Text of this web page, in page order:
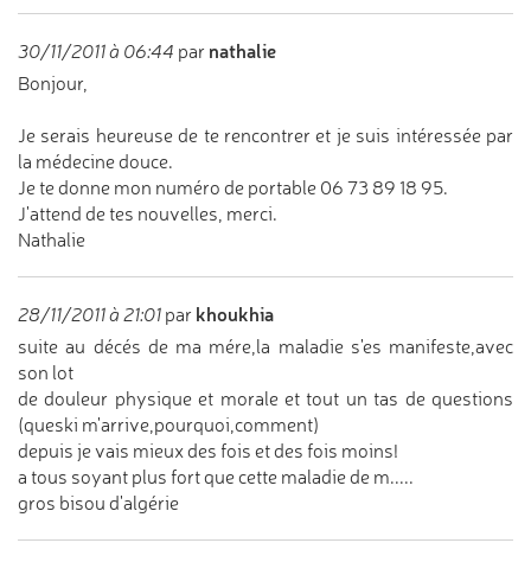
30/11/2011 à 06:44 par nathalie
Bonjour,
Je serais heureuse de te rencontrer et je suis intéressée par
la médecine douce.
Je te donne mon numéro de portable 06 73 89 18 95.
J'attend de tes nouvelles, merci.
Nathalie
28/11/2011 à 21:01 par khoukhia
suite au décés de ma mére,la maladie s'es manifeste,avec
son lot
de douleur physique et morale et tout un tas de questions
(queski m'arrive,pourquoi,comment)
depuis je vais mieux des fois et des fois moins!
a tous soyant plus fort que cette maladie de m.....
gros bisou d'algérie